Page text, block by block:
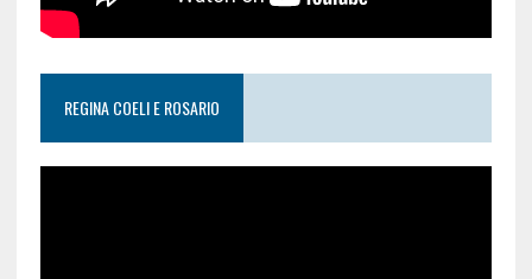
REGINA COELI E ROSARIO